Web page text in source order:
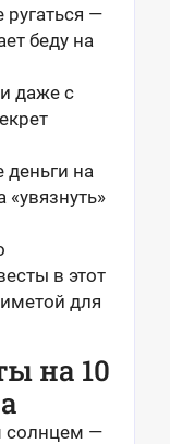
—
беду на
даже с
деньги на
в этот
для
на 10
солнцем —